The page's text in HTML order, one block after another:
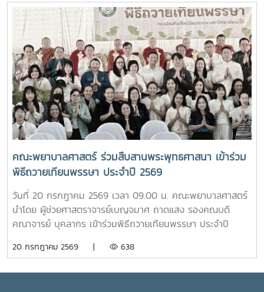
พงษ์พานิช และนายพงษ์พิพัฒน์ ราชจันทร์ ได้นำนักศึกษาเยี่ยม
ชมเส้นทางและสถานที่สำคัญภายในมหาวิทยาลัย อาทิ อนุสาวรีย์
คุณพระช่วงเกษตรศิลปการ เพื่อให้นักศึกษาได้เรียนรู้ประวัติและ
คุณูปการของปูชนียบุคคลผู้มีความสำคัญต่อมหาวิทยาลัย คุณค่า
ทางประวัติศาสตร์และจิตวิญญาณของสถาบันและช่วงบ่าย คณะ
นักศึกษาได้เข้าเยี่ยมชมสำนักฟาร์มมหาวิทยาลัย และสำนักวิจัย
และส่งเสริมวิชาการการเกษตร โดยมี นางสาววัชรินทร์ จันท
วรรณ ให้การต้อนรับ พร้อมบรรยายให้ความรู้เกี่ยวกับการผลิต
และการพัฒนาผลิตภัณฑ์กัญชงเพื่อสุขภาพ รวมทั้งนำเยี่ยมชม
แปลงกัญชง เพื่อเปิดมุมมองด้านงานวิจัยและนวัตกรรมทางการ
เกษตรของมหาวิทยาลัย จากนั้น นักศึกษาได้เดินทางไปศึกษา
แหล่งเรียนรู้อ่างเก็บน้ำห้วยโจ้ พร้อมนั่งรถเยี่ยมชมบริเวณรอบ
คณะและหน่วยงานที่ตั้งอยู่นอกพื้นที่หลักของมหาวิทยาลัย ได้แก่
คณะสัตวศาสตร์และเทคโนโลยี และวิทยาลัยพลังงาน เพื่อเรียนรู้
ศักยภาพและความหลากหลายของศาสตร์ที่มหาวิทยาลัยแม่โจ้เปิด
การเรียนการสอน กิจกรรมตามโครงการดังกล่าว นับว่าเป็นการ
ส่งเสริมการเรียนรู้นอกห้องเรียน สร้างเครือข่ายความร่วมมือ
ระหว่างหน่วยงาน พัฒนาทักษะการคิดวิเคราะห์ การแก้ไขปัญหา
ตลอดจนการปรับตัวในรั้วมหาวิทยาลัย อันเป็นรากฐานสำคัญใน
การก้าวสู่การเป็นวิชาชีพพยาบาลที่มีคุณธรรมและจริยธรรมต่อไป
ศาสตร์ และนักศึกษา เข้าร่วมอย่างพร้อมเพรียงห้อง “ร่ม
อินทนิล” เกิดขึ้นจากความร่วมมือระหว่างมหาวิทยาลัยแม่โจ้และ
คณะพยาบาลศาสตร์ เพื่อเป็นศูนย์ให้บริการด้านการดูแลสุขภาพ
เบื้องต้น การให้คำปรึกษา แนะนำด้านสุขภาพกายและสุขภาพใจ
แก่นักศึกษา เพื่อให้นักศึกษาได้รับการดูแลอย่างทั่วถึง มีสุขภาวะ
ที่ดีทั้งด้านร่างกายและจิตใจ อันจะนำไปสู่การส่งเสริมคุณภาพ
ชีวิต ความปลอดภัย และสวัสดิภาพการใช้ชีวิตภายในมหาวิทยาลัย
โดยจะเปิดให้บริการทุกวัน ตั้งแต่เวลา 17.00-20.00 น.นอกจากนี้
ห้อง “ร่มอินทนิล” ยังเป็นพื้นที่แห่งการเรียนรู้และฝึกปฏิบัติ
วิชาชีพของนักศึกษาพยาบาล ภายใต้การกำกับดูแลของ
คณาจารย์และบุคลากรผู้เชี่ยวชาญ เพื่อให้นักศึกษาได้พัฒนา
ทักษะการดูแลผู้รับบริการจากสถานการณ์จริง ควบคู่ไปกับการ
สร้างประโยชน์แก่สังคมภายในมหาวิทยาลัยอย่างไรก็ตาม การเปิด
ให้บริการห้อง “ร่มอินทนิล” ในครั้งนี้ นับว่าเป็นก้าวสำคัญของ
มหาวิทยาลัย ในการพัฒนาระบบการดูแลสุขภาพของนักศึกษา
อย่างเป็นรูปธรรม สะท้อนถึงความมุ่งมั่นในการสร้างสภาพ
ดีของนักศึกษาอย่างรอบด้าน
คณะพยาบาลศาสตร์ ร่วมสืบสานพระพุทธศาสนา เข้าร่วม
พิธีถวายเทียนพรรษา ประจำปี 2569
วันที่ 20 กรกฎาคม 2569 เวลา 09.00 น. คณะพยาบาลศาสตร์
นำโดย ผู้ช่วยศาสตราจารย์เบญจมาศ ถาดแสง รองคณบดี
คณาจารย์ บุคลากร เข้าร่วมพิธีถวายเทียนพรรษา ประจำปี
ประธานในพิธี ณ อาคารแผ่พืชน์ มหาวิทยาลัยแม่โจ้ผู้เข้าร่วมพิธี
20 กรกฎาคม 2569 | 638